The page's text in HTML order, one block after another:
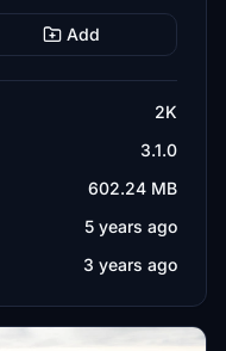
Add
2K
3.1.0
602.24 MB
5 years ago
3 years ago